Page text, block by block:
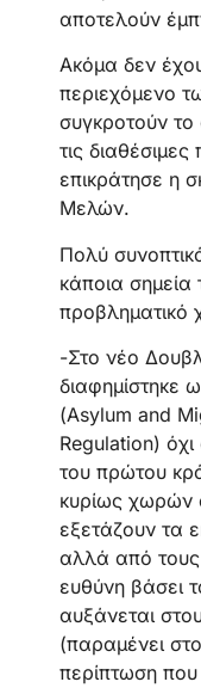
αποτελούν
Ακόμα δεν
περιεχόμενο
συγκροτούν
τις
επικράτησε η
Μελών.
Πολύ
κάποια σημεία
-Στο νέο
διαφημίστηκε
(Asylum and
Regulation)
του πρώτου
κυρίως
εξετάζουν τα
αλλά από τους
ευθύνη βάσει
αυξάνεται
(παραμένει
περίπτωση